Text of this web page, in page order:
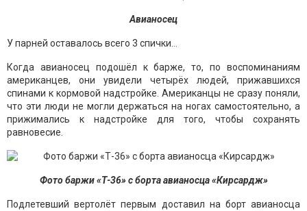
Авианосец
У парней оставалось всего 3 спички…
Когда авианосец подошёл к барже, то, по воспоминаниям
американцев, они увидели четырёх людей, прижавшихся
спинами к кормовой надстройке. Американцы не сразу поняли,
что эти люди не могли держаться на ногах самостоятельно, а
прижимались к надстройке для того, чтобы сохранять
равновесие.
Фото баржи «Т-36» с борта авианосца «Кирсардж»
Подлетевший вертолёт первым доставил на борт авианосца